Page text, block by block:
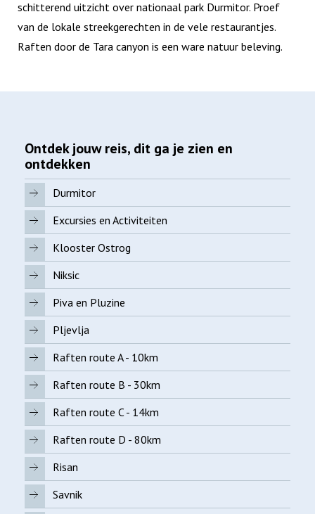
schitterend uitzicht over nationaal park Durmitor. Proef
van de lokale streekgerechten in de vele restaurantjes.
Raften door de Tara canyon is een ware natuur beleving.
Ontdek jouw reis, dit ga je zien en
ontdekken
Durmitor
Excursies en Activiteiten
Klooster Ostrog
Niksic
Piva en Pluzine
Pljevlja
Raften route A - 10km
Raften route B - 30km
Raften route C - 14km
Raften route D - 80km
Risan
Savnik